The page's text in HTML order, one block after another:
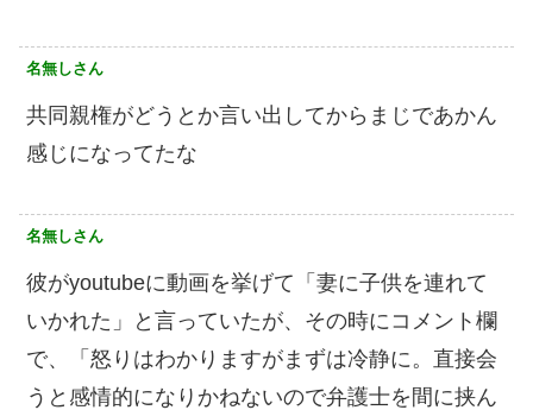
名無しさん
共同親権がどうとか言い出してからまじであかん
感じになってたな
名無しさん
彼がyoutubeに動画を挙げて「妻に子供を連れて
いかれた」と言っていたが、その時にコメント欄
で、「怒りはわかりますがまずは冷静に。直接会
うと感情的になりかねないので弁護士を間に挟ん